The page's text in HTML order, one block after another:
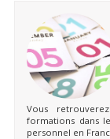
Vous
formations dans
personnel en